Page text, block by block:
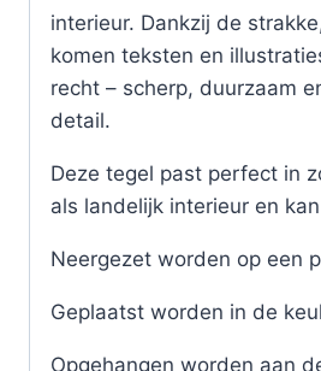
interieur. Dankzij de
komen teksten en
recht – scherp, duurzaam
detail.
Deze tegel past perfect in
als landelijk interieur en
Neergezet worden op een
Geplaatst worden in de
Opgehangen worden aan